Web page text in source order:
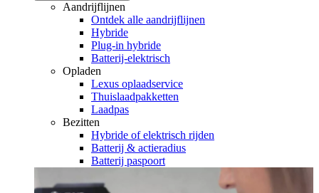
Aandrijflijnen
Ontdek alle aandrijflijnen
Hybride
Plug-in hybride
Batterij-elektrisch
Opladen
Lexus oplaadservice
Thuislaadpakketten
Laadpas
Bezitten
Hybride of elektrisch rijden
Batterij & actieradius
Batterij paspoort(Opent in een nieuw venster)